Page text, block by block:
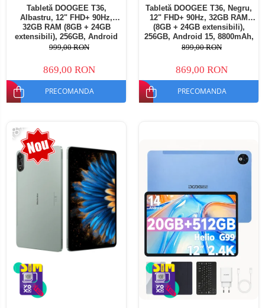
Tabletă DOOGEE T36,
Albastru, 12" FHD+ 90Hz,
32GB RAM (8GB + 24GB
extensibili), 256GB, Android
15, 8800mAh, Dual SIM
999,00 RON
869,00 RON
PRECOMANDA
Tabletă DOOGEE T36, Negru,
12" FHD+ 90Hz, 32GB RAM
(8GB + 24GB extensibili),
256GB, Android 15, 8800mAh,
Dual SIM
899,00 RON
869,00 RON
PRECOMANDA
-18%